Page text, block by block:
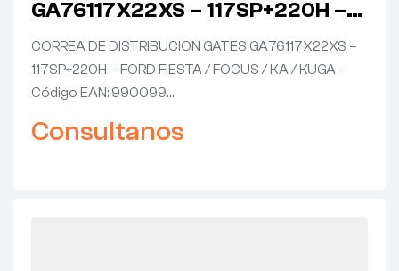
GA76117X22XS – 117SP+220H –
FORD FIESTA / FOCUS / KA /
KUGA
CORREA DE DISTRIBUCION GATES GA76117X22XS –
117SP+220H – FORD FIESTA / FOCUS / KA / KUGA –
Código EAN: 990099…
Consultanos